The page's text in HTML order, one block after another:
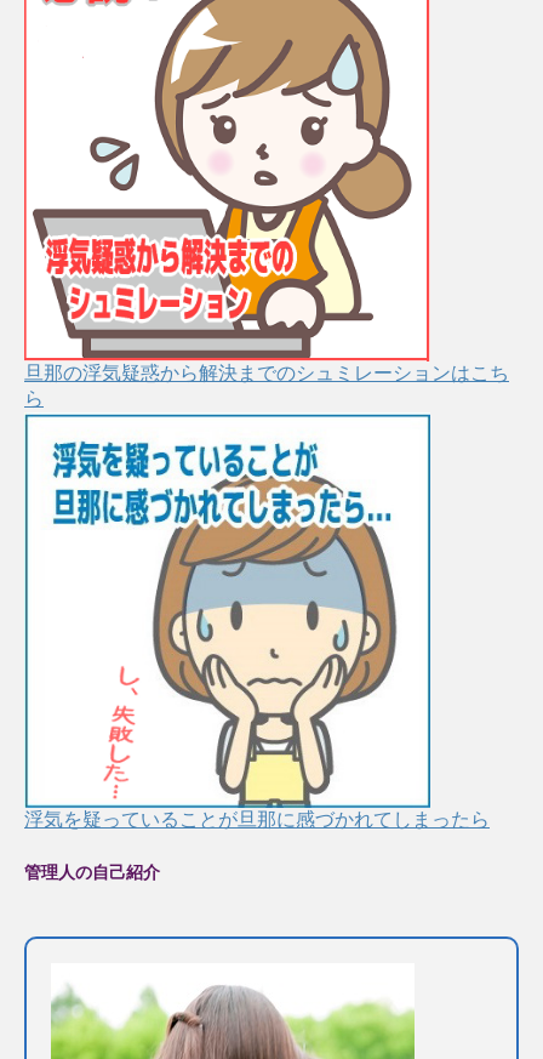
旦那の浮気疑惑から解決までのシュミレーションはこち
ら
浮気を疑っていることが旦那に感づかれてしまったら
管理人の自己紹介